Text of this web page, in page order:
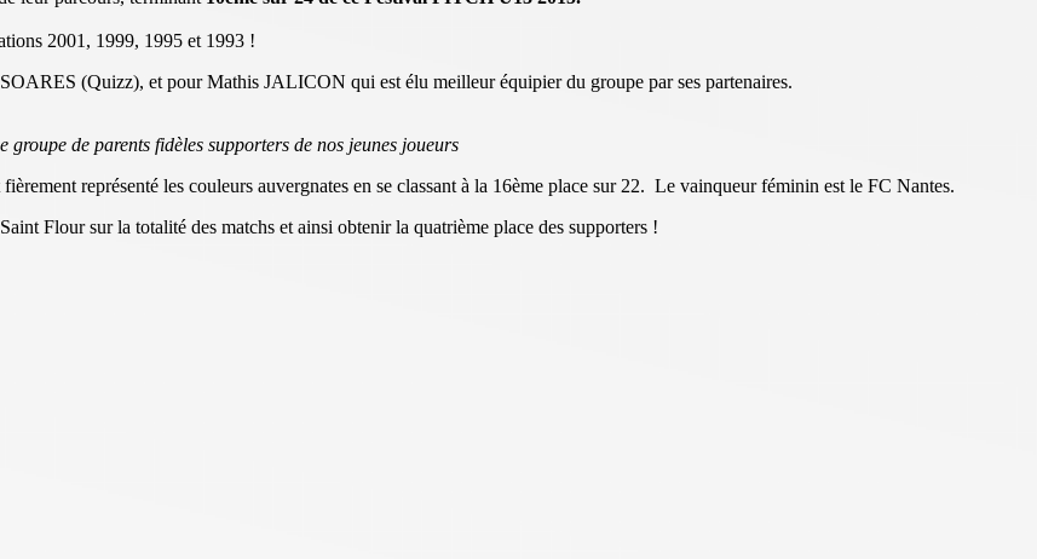
2001, 1999, 1995 et 1993 !
(Quizz), et pour Mathis JALICON qui est élu meilleur équipier du groupe par ses partenaires.
groupe de parents fidèles supporters de nos jeunes joueurs
représenté les couleurs auvergnates en se classant à la 16ème place sur 22. Le vainqueur féminin est le FC Nantes.
Flour sur la totalité des matchs et ainsi obtenir la quatrième place des supporters !